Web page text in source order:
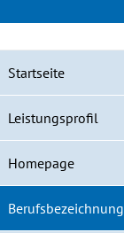
Startseite
Leistungsprofil
Homepage
Berufsbezeichnung